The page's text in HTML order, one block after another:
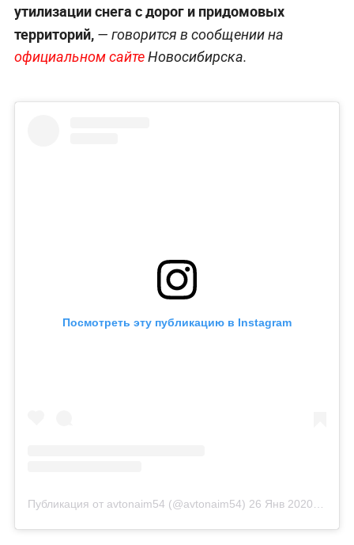
утилизации снега с дорог и придомовых
территорий,— говорится в сообщении на
официальном сайтеНовосибирска.
Посмотреть эту публикацию в Instagram
Публикация от avtonaim54 (@avtonaim54) 26 Янв 2020 в 10:10 PST